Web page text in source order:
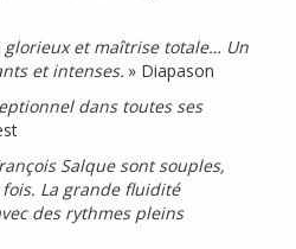
glorieux et maîtrise totale… Un
et intenses. » Diapason
dans toutes ses
Salque sont souples,
La grande fluidité
des rythmes pleins